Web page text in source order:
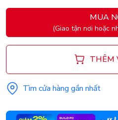
MUA
(Giao tận nơi hoặc
THÊM
Tìm cửa hàng gần nhất